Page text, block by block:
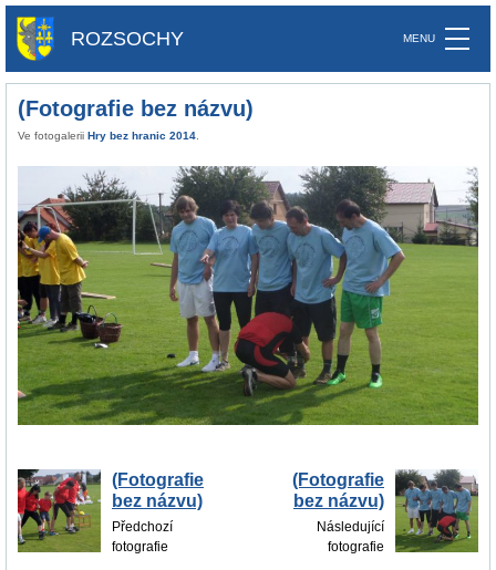
ROZSOCHY
(Fotografie bez názvu)
Ve fotogalerii Hry bez hranic 2014
(Fotografie
bez názvu)
Předchozí
fotografie
(Fotografie
bez názvu)
Následující
fotografie